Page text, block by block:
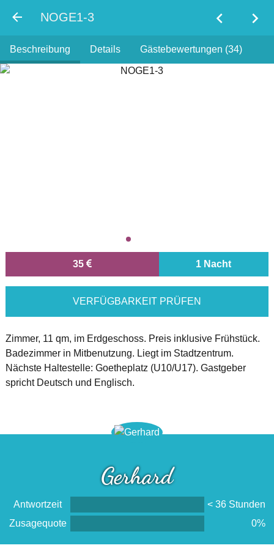
NOGE1-3 chevron_left chevron_right
Beschreibung Details Gästebewertungen (34)
35 1 Nacht
VERFÜGBARKEIT PRÜFEN
Zimmer, 11 qm, im Erdgeschoss. Preis inklusive Frühstück.
Badezimmer in Mitbenutzung. Liegt im Stadtzentrum.
Nächste Haltestelle: Goetheplatz (U10/U17). Gastgeber
spricht Deutsch und Englisch.
Gerhard
Antwortzeit
< 36 Stunden
Zusagequote
0%